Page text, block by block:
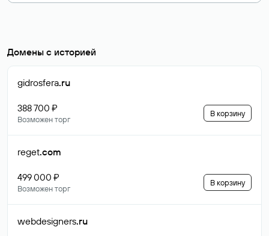
Домены с историей
gidrosfera.ru
388 700 ₽
Возможен торг
В корзину
reget.com
499 000 ₽
Возможен торг
В корзину
webdesigners.ru